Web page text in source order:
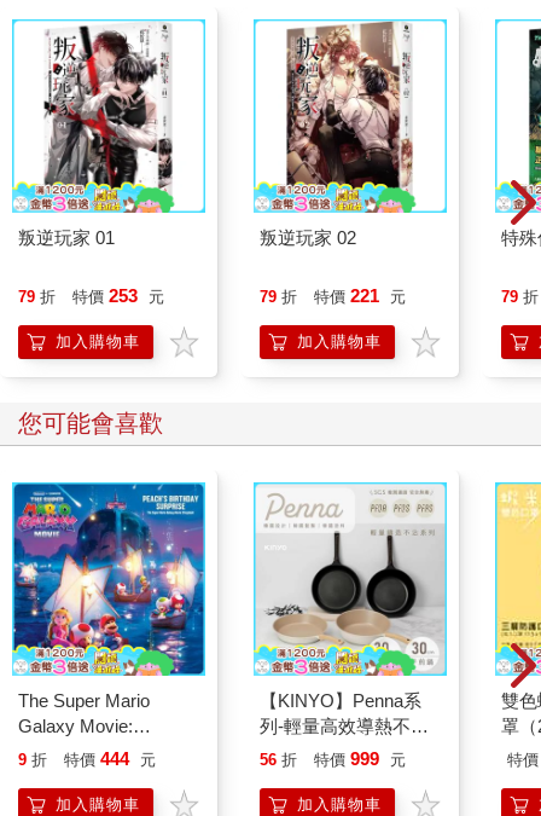
叛逆玩家 01
79 折 特價 253 元
加入購物車
叛逆玩家 02
79 折 特價 221 元
加入購物車
特
79 折
您可能會喜歡
The Super Mario
Galaxy Movie:
Peach`s Birthday
Mario Galaxy Movie
9 折 特價 444 元
加入購物車
【KINYO】Penna系
列-輕量高效導熱不沾
平煎鍋30cm
56 折 特價 999 元
加入購物車
雙
罩（
特價